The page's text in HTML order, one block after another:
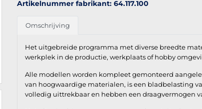
Artikelnummer fabrikant: 64.117.100
Omschrijving
Het uitgebreide programma met diverse breedte
werkplek in de productie, werkplaats of hobby
Alle modellen worden kompleet gemonteerd
van hoogwaardige materialen, is een bladbelasting
volledig uittrekbaar en hebben een draagvermogen